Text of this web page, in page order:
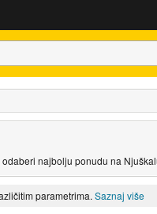
najbolju ponudu na
parametrima. Saznaj više